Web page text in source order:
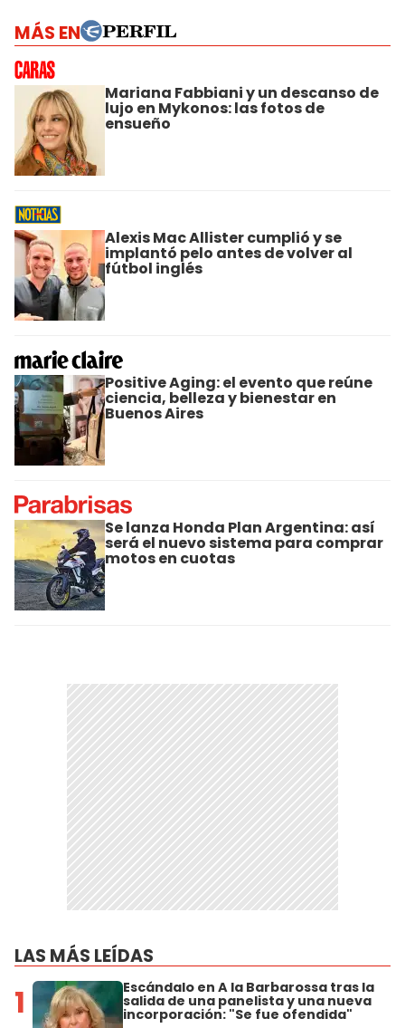
MÁS EN
Mariana Fabbiani y un descanso de
lujo en Mykonos: las fotos de
ensueño
Alexis Mac Allister cumplió y se
implantó pelo antes de volver al
fútbol inglés
Positive Aging: el evento que reúne
ciencia, belleza y bienestar en
Buenos Aires
Se lanza Honda Plan Argentina: así
será el nuevo sistema para comprar
motos en cuotas
LAS MÁS LEÍDAS
1 Escándalo en A la Barbarossa tras la
salida de una panelista y una nueva
incorporación: "Se fue ofendida"